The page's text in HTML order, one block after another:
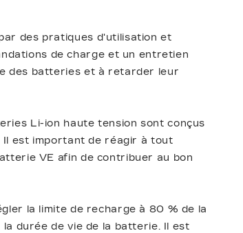
des pratiques d'utilisation et
de charge et un entretien
des batteries et à retarder leur
Li-ion haute tension sont conçus
Il est important de réagir à tout
VE afin de contribuer au bon
la limite de recharge à 80 % de la
durée de vie de la batterie. Il est